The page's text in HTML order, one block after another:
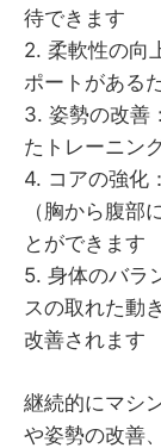
待できます
2. 柔軟性の向
ポートがある
3. 姿勢の改善
たトレーニン
4. コアの強化
（胸から腹部
とができます
5. 身体のバラ
スの取れた動
改善されます
継続的にマシ
や姿勢の改善